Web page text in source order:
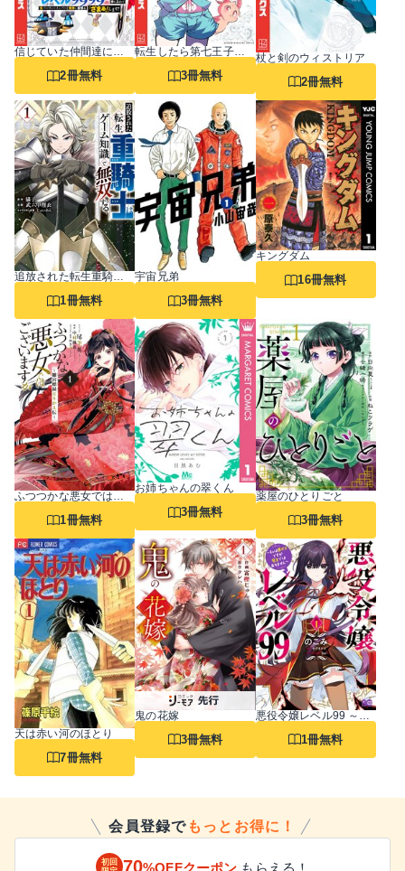
信じていた仲間達にダンジョン奥地で殺されかけたがギフト『無限ガチャ』でレベル9999の仲間達を手に入れて元パーティーメンバーと世界に復讐＆『ざまぁ！』します！
2冊無料
転生したら第七王子だったので、気ままに魔術を極めます
3冊無料
杖と剣のウィストリア
2冊無料
追放された転生重騎士はゲーム知識で無双する
1冊無料
宇宙兄弟
3冊無料
キングダム
16冊無料
ふつつかな悪女ではございますが ～雛宮蝶鼠とりかえ伝～
1冊無料
お姉ちゃんの翠くん
3冊無料
薬屋のひとりごと
3冊無料
天は赤い河のほとり
7冊無料
鬼の花嫁
3冊無料 1冊無料
会員登録で もっとお得に！
初回
70%OFFクーポン もらえる！